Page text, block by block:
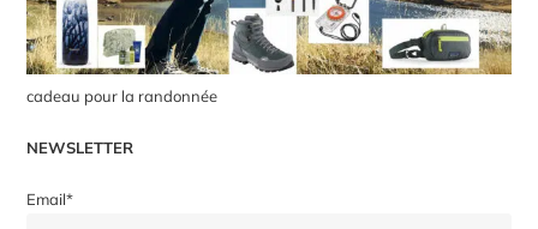
cadeau pour la randonnée
NEWSLETTER
Email*